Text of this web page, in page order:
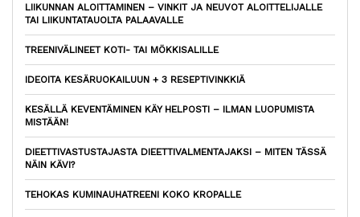
LIIKUNNAN ALOITTAMINEN – VINKIT JA NEUVOT ALOITTELIJALLE
TAI LIIKUNTATAUOLTA PALAAVALLE
TREENIVÄLINEET KOTI- TAI MÖKKISALILLE
IDEOITA KESÄRUOKAILUUN + 3 RESEPTIVINKKIÄ
KESÄLLÄ KEVENTÄMINEN KÄY HELPOSTI – ILMAN LUOPUMISTA
MISTÄÄN!
DIEETTIVASTUSTAJASTA DIEETTIVALMENTAJAKSI – MITEN TÄSSÄ
NÄIN KÄVI?
TEHOKAS KUMINAUHATREENI KOKO KROPALLE